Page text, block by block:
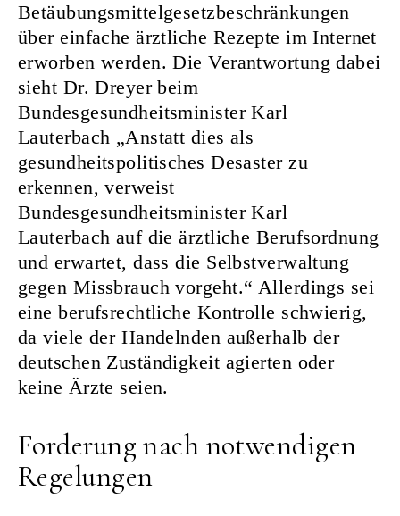
Betäubungsmittelgesetzbeschränkungen
über einfache ärztliche Rezepte im Internet
erworben werden. Die Verantwortung dabei
sieht Dr. Dreyer beim
Bundesgesundheitsminister Karl
Lauterbach „Anstatt dies als
gesundheitspolitisches Desaster zu
erkennen, verweist
Bundesgesundheitsminister Karl
Lauterbach auf die ärztliche Berufsordnung
und erwartet, dass die Selbstverwaltung
gegen Missbrauch vorgeht.“ Allerdings sei
eine berufsrechtliche Kontrolle schwierig,
da viele der Handelnden außerhalb der
deutschen Zuständigkeit agierten oder
keine Ärzte seien.
Forderung nach notwendigen
Regelungen